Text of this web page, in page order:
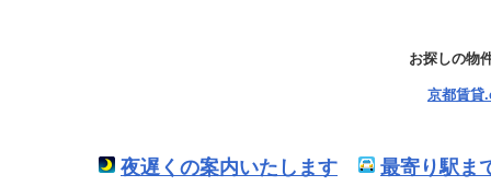
お探しの物
京都賃貸
夜遅くの案内いたします 最寄り駅ま